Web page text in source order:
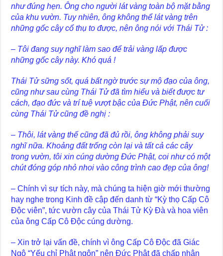
như đúng hẹn. Ông cho người lát vàng toàn bộ mặt bằng
của khu vườn. Tuy nhiên, ông không thể lát vàng trên
những gốc cây cổ thụ to được, nên ông nói với Thái Tử :
– Tôi đang suy nghĩ làm sao để trải vàng lấp được
những gốc cây này. Khó quá !
Thái Tử sững sốt, quá bất ngờ trước sự mộ đạo của ông,
cũng như sau cùng Thái Tử đã tìm hiểu và biết được tư
cách, đạo đức và trí tuệ vượt bậc của Đức Phật, nên cuối
cùng Thái Tử cũng đề nghị :
– Thôi, lát vàng thế cũng đã đủ rồi, ông không phải suy
nghĩ nữa. Khoảng đất trống còn lại và tất cả các cây
trong vườn, tôi xin cúng dường Đức Phật, coi như có một
chút đóng góp nhỏ nhoi vào công trình cao đẹp của ông!
– Chính vì sự tích này, mà chúng ta hiện giờ mới thường
hay nghe trong Kinh đề cập đến danh từ “Kỳ thọ Cấp Cô
Độc viên”, tức vườn cây của Thái Tử Kỳ Đà và hoa viên
của ông Cấp Cô Độc cúng dường.
– Xin trở lại vấn đề, chính vì ông Cấp Cô Độc đã Giác
Ngộ “Yếu chỉ Phật ngôn” nên Đức Phật đã chấp nhận